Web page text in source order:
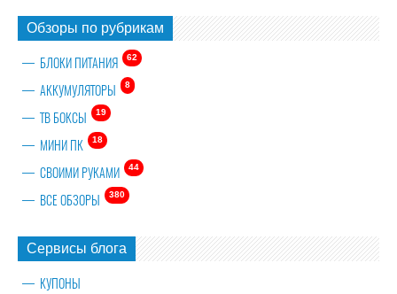
Обзоры по рубрикам
62
БЛОКИ ПИТАНИЯ
8
АККУМУЛЯТОРЫ
19
ТВ БОКСЫ
18
МИНИ ПК
44
СВОИМИ РУКАМИ
380
ВСЕ ОБЗОРЫ
Сервисы блога
КУПОНЫ